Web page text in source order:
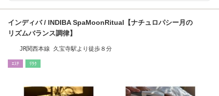
インディバ / INDIBA SpaMoonRitual【ナチュロパシー月の
リズムバランス調律】
JR関西本線 久宝寺駅より徒歩８分
ｴｽﾃ ﾘﾗｸ